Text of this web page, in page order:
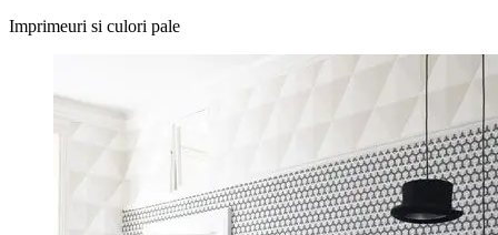
Imprimeuri si culori pale